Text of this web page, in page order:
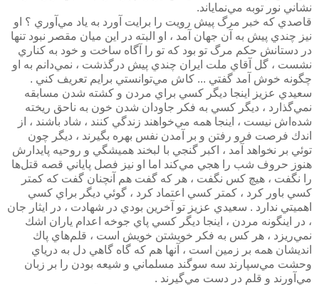
نشاني نور توبه مي‌نماياند.
قاصدي كه خبر مرگ پيش رويت را برايت آورد به ياد مي‌آوري ؟ او
نيز چندي پيش به آن جهان آمد ، او البته در اين ميان مقصر نبود تنها
در دستانش حكم مرگ تو بود كه تو را آگاه ساخت و خود به كناري
نشست ، گل آقاي ملت ايران چندي پيش درگذشت ، نمي‌دانم به او
چگونه خوش آمد گفتي ... كاش مي‌توانستي برايم تعريف كني .
سعيدي عزيز اينجا ديگر كسي براي مردن و كشته شدن مسابقه
نمي‌گذارد ، ديگر كسي به فكر جاودان شدن خون به ناحق ريخته
شده‌اش نيست ، اينجا همه مي‌خواهند زندگي كنند ، شاد باشند ، از
اندك فرصت فرو رفتن و بر آمدن نفس بهره بگيرند ، ديگر چون
توئي بر نخواهد آمد ، اكبر گنجي با لبخند هميشگي و روحيه پايدارش
هنوز حروف شب را هجي مي‌كند اما او نيز فصل پاياني قصه قتل‌ها
را نگفت ، هيچ كس نگفت ، هر كه گفت هم آنچنان گفت كه كمتر
كسي باور كرد ، كمتر كسي اعتماد كرد ، گوئي ديگر براي كسي
اهميتي ندارد . سعيدي عزيز تو آخرين بودي در شهادت ، در ايثار جان
، در اينگونه مردن ،‌ اينجا ديگر كسي پاي جوخه اعدام ياران اشك
نمي‌ريزد ، هر كس به فكر خويشتن خويش است ، قلم‌هاي پاك
انديشان همه بر زمين‌ است ، آنها هم كه گاه گاهي دل به درياي
وحشت مي‌سپارند سه سوگند مسلماني و شيعه بودن را بر زبان
مي‌آورند و قلم در دست مي‌گيرند .